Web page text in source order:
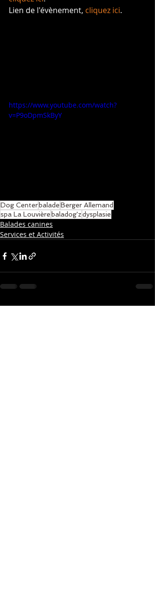
Lien de l'évènement, cliquez ici.
https://www.youtube.com/watch?
v=P9oDpmSkByY
Dog CenterbaladeBerger Allemand
spa La Louvière baladog'zdysplasie
Balades canines
Services et Activités